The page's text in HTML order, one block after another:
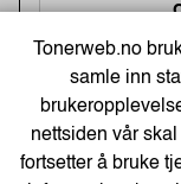
Tonerweb.no
samle inn
nettsiden vår
fortsetter å bruke